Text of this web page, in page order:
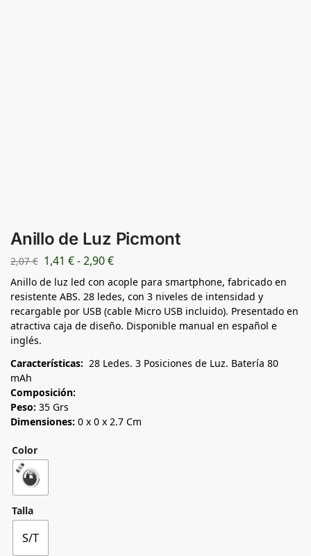
Anillo de Luz Picmont
2,07€ 1,41 €-2,90€
Anillo de luz led con acople para smartphone, fabricado en
resistente ABS. 28 ledes, con 3 niveles de intensidad y
recargable por USB (cable Micro USB incluido). Presentado en
atractiva caja de diseño. Disponible manual en español e
inglés.
Características: 28 Ledes. 3 Posiciones de Luz. Batería 80
mAh
Composición:
Peso: 35 Grs
Dimensiones: 0 x 0 x 2.7 Cm
Color
Talla
S/T